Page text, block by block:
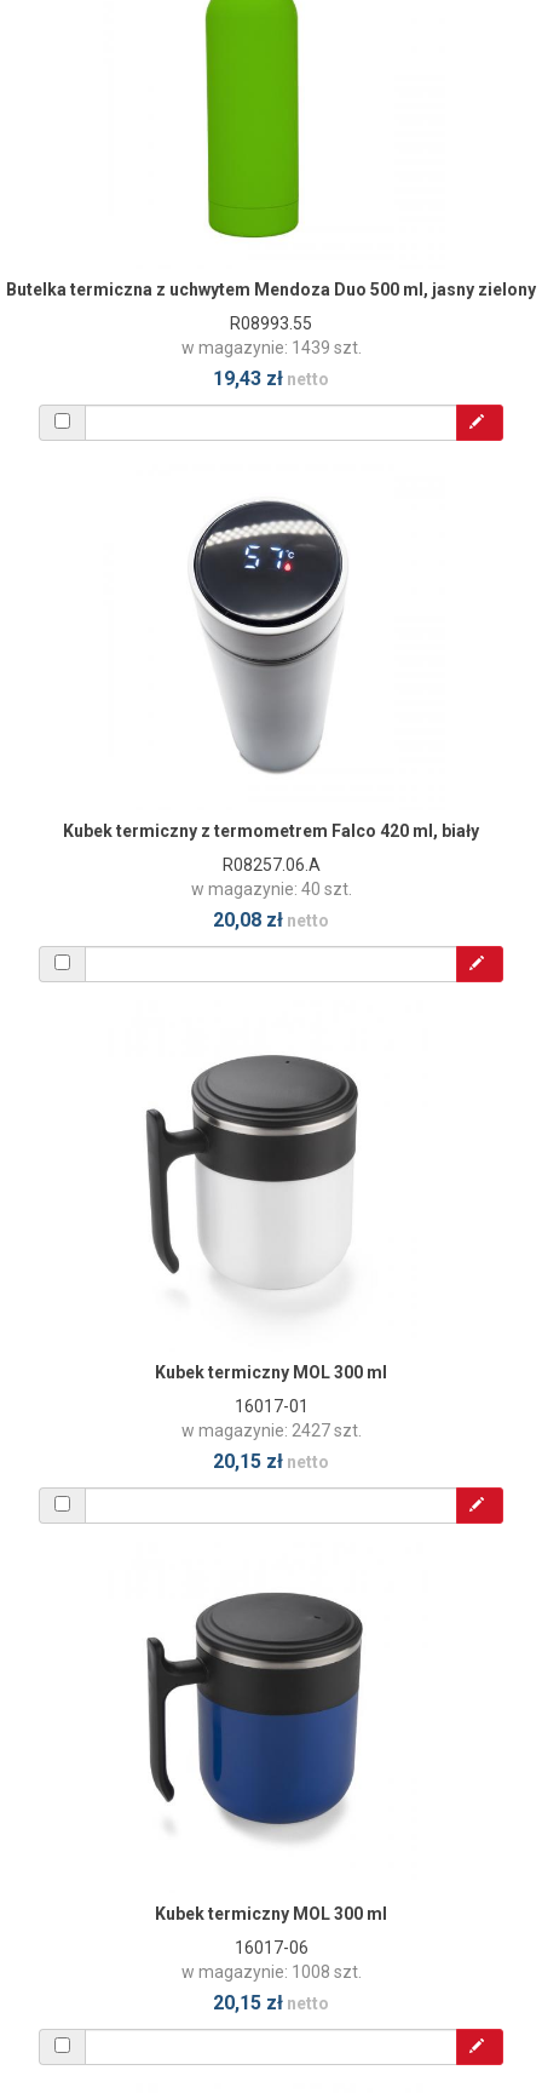
Butelka termiczna z uchwytem Mendoza Duo 500 ml, jasny zielony
R08993.55
w magazynie: 1439 szt.
19,43 zł netto
Kubek termiczny z termometrem Falco 420 ml, biały
R08257.06.A
w magazynie: 40 szt.
20,08 zł netto
Kubek termiczny MOL 300 ml
16017-01
w magazynie: 2427 szt.
20,15 zł netto
Kubek termiczny MOL 300 ml
16017-06
w magazynie: 1008 szt.
20,15 zł netto